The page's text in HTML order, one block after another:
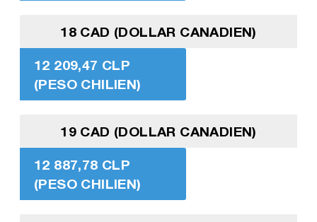
18 CAD (DOLLAR CANADIEN)
12 209,47 CLP
(PESO CHILIEN)
19 CAD (DOLLAR CANADIEN)
12 887,78 CLP
(PESO CHILIEN)